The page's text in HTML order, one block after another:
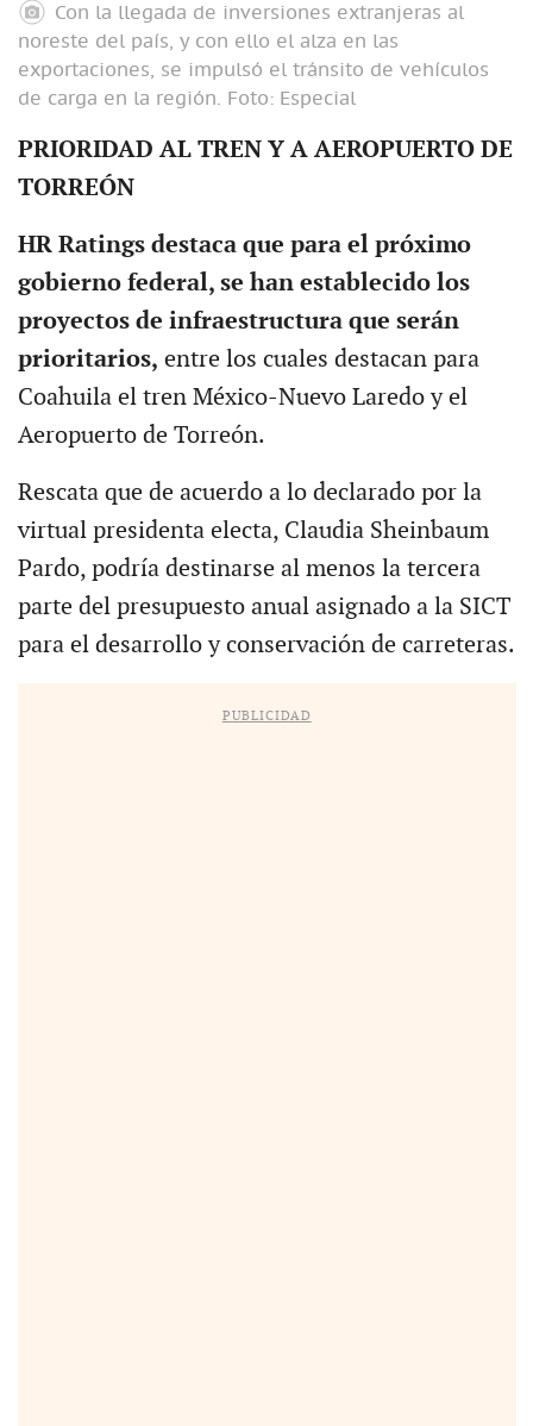
Con la llegada de inversiones extranjeras al
noreste del país, y con ello el alza en las
exportaciones, se impulsó el tránsito de vehículos
de carga en la región. Foto: Especial
PRIORIDAD AL TREN Y A AEROPUERTO DE
TORREÓN
HR Ratings destaca que para el próximo
gobierno federal, se han establecido los
proyectos de infraestructura que serán
prioritarios, entre los cuales destacan para
Coahuila el tren México-Nuevo Laredo y el
Aeropuerto de Torreón.
Rescata que de acuerdo a lo declarado por la
virtual presidenta electa, Claudia Sheinbaum
Pardo, podría destinarse al menos la tercera
parte del presupuesto anual asignado a la SICT
para el desarrollo y conservación de carreteras.
PUBLICIDAD